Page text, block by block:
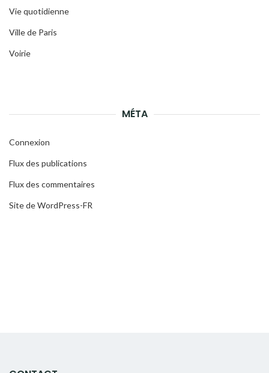
Vie quotidienne
Ville de Paris
Voirie
MÉTA
Connexion
Flux des publications
Flux des commentaires
Site de WordPress-FR